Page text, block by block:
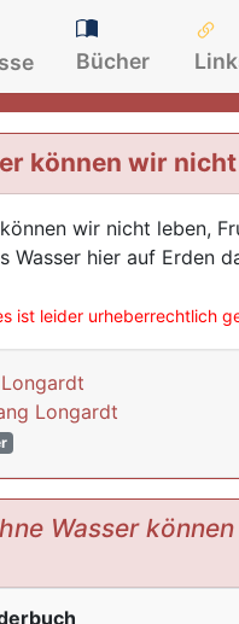
Bücher
können wir
wir nicht leben,
Wasser hier auf Erden
ist leider urheberrechtlich
Longardt
Wasser